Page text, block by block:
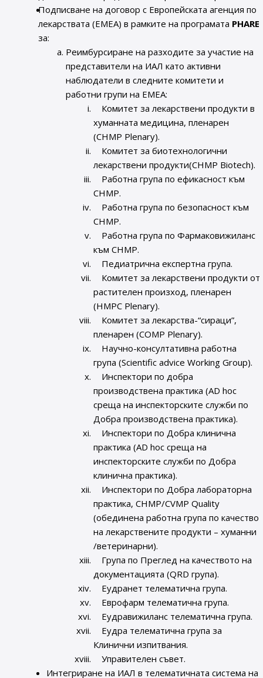
Подписване на договор с Европейската агенция по
лекарствата (ЕМЕА) в рамките на програмата PHARE
за:
Реимбурсиране на разходите за участие на
представители на ИАЛ като активни
наблюдатели в следните комитети и
работни групи на ЕМЕА:
Комитет за лекарствени продукти в
хуманната медицина, пленарен
(CHMP Plenary).
Комитет за биотехнологични
лекарствени продукти(CHMP Biotech).
Работна група по ефикасност към
CHMP.
Работна група по безопасност към
CHMP.
Работна група по Фармаковижиланс
към CHMP.
Педиатрична експертна група.
Комитет за лекарствени продукти от
растителен произход, пленарен
(HMPC Plenary).
Комитет за лекарства-“сираци”,
пленарен (COMP Plenary).
Научно-консултативна работна
група (Scientific advice Working Group).
Инспектори по добра
производствена практика (AD hoc
среща на инспекторските служби по
Добра производствена практика).
Инспектори по Добра клинична
практика (AD hoc среща на
инспекторските служби по Добра
клинична практика).
Инспектори по Добра лабораторна
практика, CHMP/CVMP Quality
(обединена работна група по качество
на лекарствените продукти – хуманни
/ветеринарни).
Група по Преглед на качеството на
документацията (QRD група).
Еудранет телематична група.
Еврофарм телематична група.
Еудравижиланс телематична група.
Еудра телематична група за
Клинични изпитвания.
Управителен съвет.
Интегриране на ИАЛ в телематичната система на